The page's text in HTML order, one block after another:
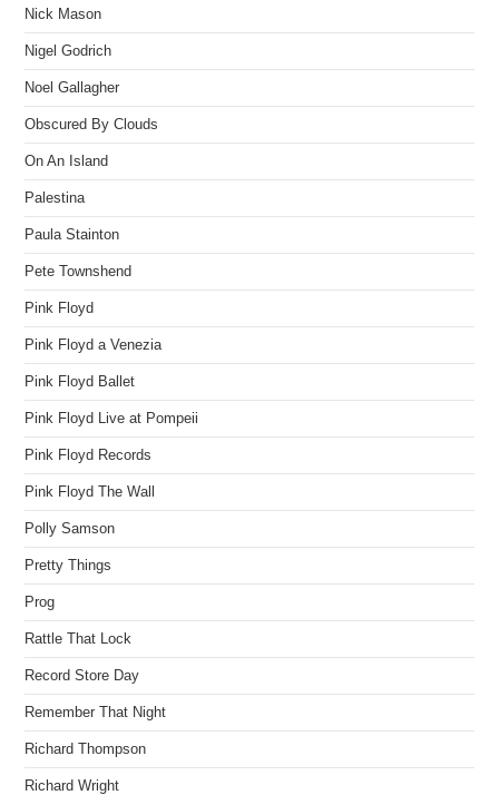
Nick Mason
Nigel Godrich
Noel Gallagher
Obscured By Clouds
On An Island
Palestina
Paula Stainton
Pete Townshend
Pink Floyd
Pink Floyd a Venezia
Pink Floyd Ballet
Pink Floyd Live at Pompeii
Pink Floyd Records
Pink Floyd The Wall
Polly Samson
Pretty Things
Prog
Rattle That Lock
Record Store Day
Remember That Night
Richard Thompson
Richard Wright